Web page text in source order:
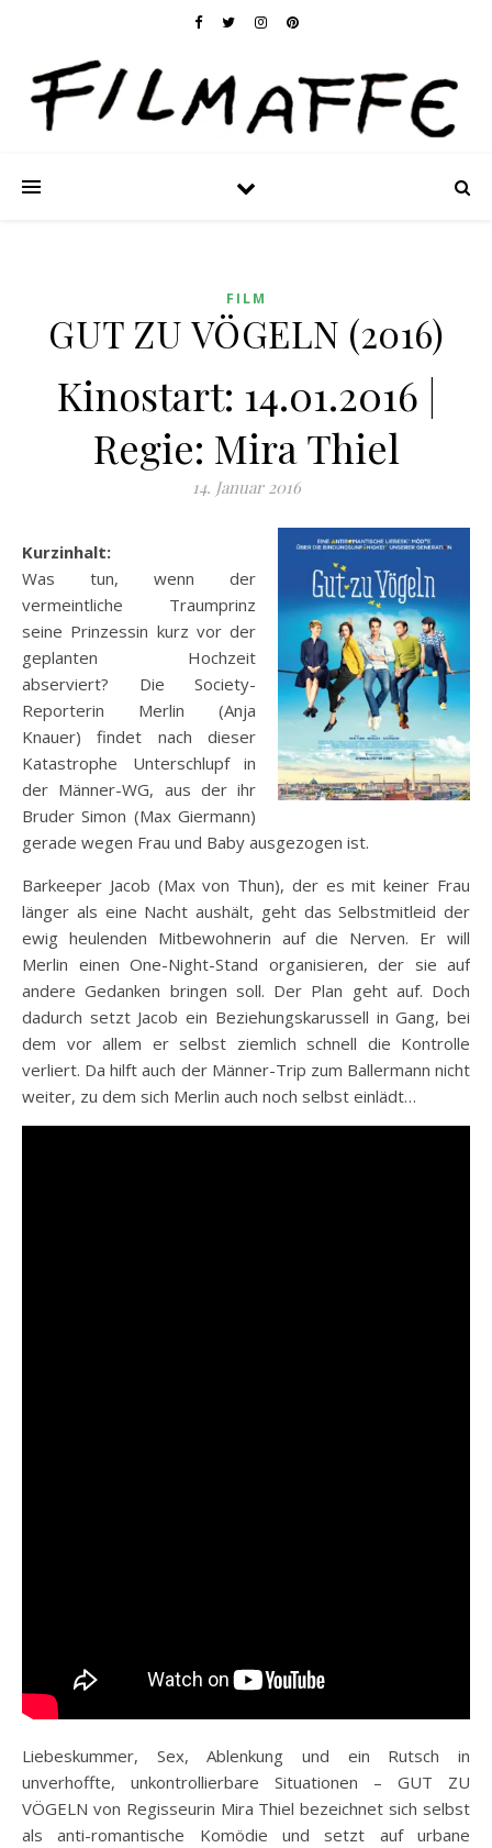
FILM
GUT ZU VÖGELN (2016)
Kinostart: 14.01.2016 |
Regie: Mira Thiel
14. Januar 2016
Kurzinhalt:
Was tun, wenn der
vermeintliche Traumprinz
seine Prinzessin kurz vor der
geplanten Hochzeit
abserviert? Die Society-
Reporterin Merlin (Anja
Knauer) findet nach dieser
Katastrophe Unterschlupf in
der Männer-WG, aus der ihr
Bruder Simon (Max Giermann)
gerade wegen Frau und Baby ausgezogen ist.
Barkeeper Jacob (Max von Thun), der es mit keiner Frau
länger als eine Nacht aushält, geht dasSelbstmitleid der
ewig heulenden Mitbewohnerin auf die Nerven. Er will
Merlin einen One-Night-Stand organisieren, der sie auf
andere Gedanken bringen soll. Der Plan geht auf. Doch
dadurch setzt Jacob ein Beziehungskarussell in Gang, bei
dem vor allem er selbst ziemlich schnell die Kontrolle
verliert. Da hilft auch der Männer-Trip zum Ballermann nicht
weiter, zu dem sich Merlin auch noch selbst einlädt…
Liebeskummer, Sex, Ablenkung und ein Rutsch in
unverhoffte, unkontrollierbare Situationen – GUT ZU
VÖGELN von Regisseurin Mira Thiel bezeichnet sich selbst
als anti-romantische Komödie und setzt auf urbane